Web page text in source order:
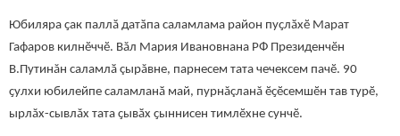
Юбиляра ҫак паллӑ датӑпа саламлама район пуҫлӑхӗ Марат
Гафаров килнӗччӗ. Вăл Мария Ивановнана РФ Президенчӗн
В.Путинăн саламлӑ çырăвне, парнесем тата чечексем пачӗ. 90
ҫулхи юбилейпе саламланӑ май, пурнăçланă ӗҫӗсемшӗн тав турӗ,
ырлăх-сывлăх тата ҫывӑх ҫыннисен тимлӗхне сунчӗ.